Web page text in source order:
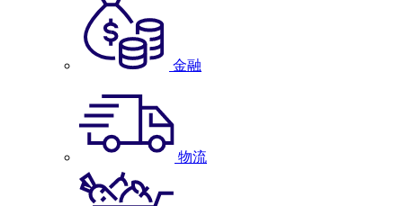
金融
物流